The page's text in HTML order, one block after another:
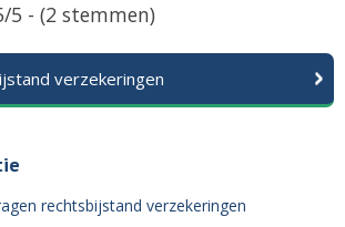
5 - (2 stemmen)
verzekeringen
rechtsbijstand verzekeringen